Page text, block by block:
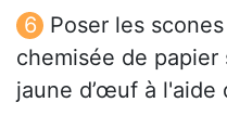
Poser les
chemisée de
jaune d’œuf à l'aide